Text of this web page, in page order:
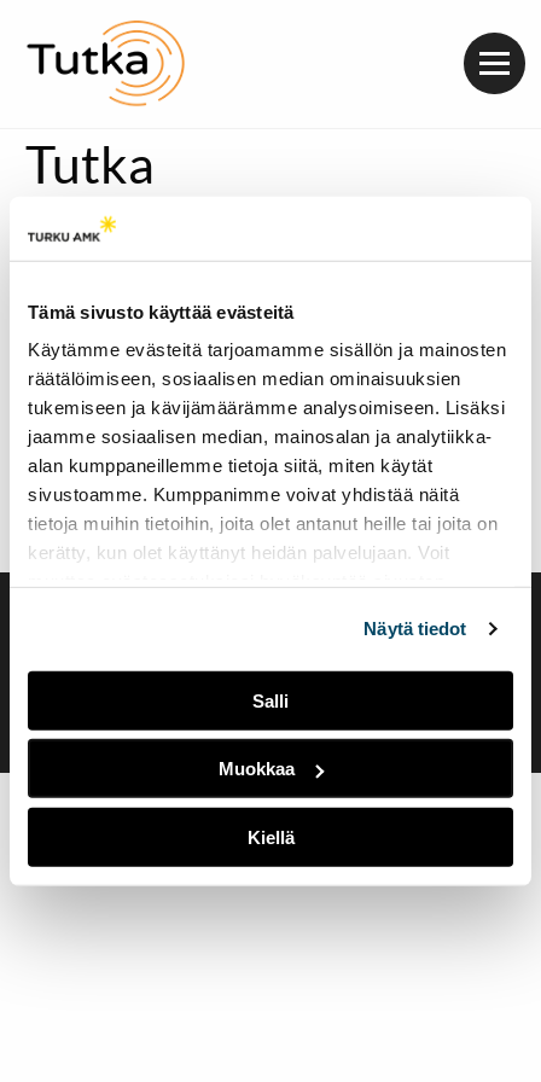
Tämä sivusto käyttää evästeitä
Käytämme evästeitä tarjoamamme sisällön ja mainosten
räätälöimiseen, sosiaalisen median ominaisuuksien
tukemiseen ja kävijämäärämme analysoimiseen. Lisäksi
jaamme sosiaalisen median, mainosalan ja analytiikka-
alan kumppaneillemme tietoja siitä, miten käytät
sivustoamme. Kumppanimme voivat yhdistää näitä
tietoja muihin tietoihin, joita olet antanut heille tai joita on
kerätty, kun olet käyttänyt heidän palvelujaan. Voit
Näytä tiedot
Salli
Muokkaa
Kiellä
Tutka